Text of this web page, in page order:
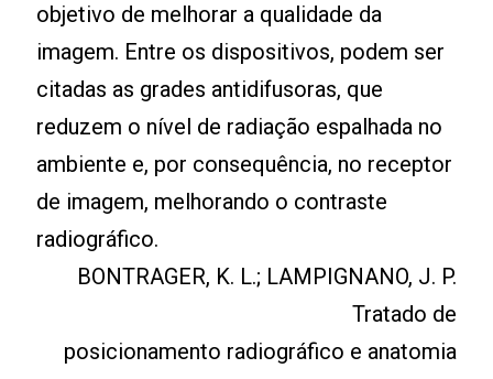
objetivo de melhorar a qualidade da
imagem. Entre os dispositivos, podem ser
citadas as grades antidifusoras, que
reduzem o nível de radiação espalhada no
ambiente e, por consequência, no receptor
de imagem, melhorando o contraste
radiográfico.
BONTRAGER, K. L.; LAMPIGNANO, J. P.
Tratado de
posicionamento radiográfico e anatomia